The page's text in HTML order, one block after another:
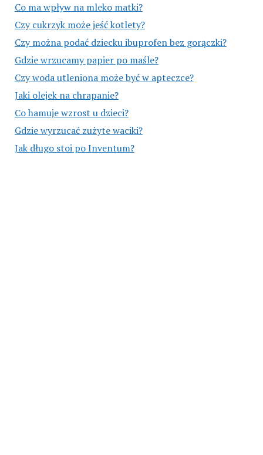
Co ma wpływ na mleko matki?
Czy cukrzyk może jeść kotlety?
Czy można podać dziecku ibuprofen bez gorączki?
Gdzie wrzucamy papier po maśle?
Czy woda utleniona może być w apteczce?
Jaki olejek na chrapanie?
Co hamuje wzrost u dzieci?
Gdzie wyrzucać zużyte waciki?
Jak długo stoi po Inventum?